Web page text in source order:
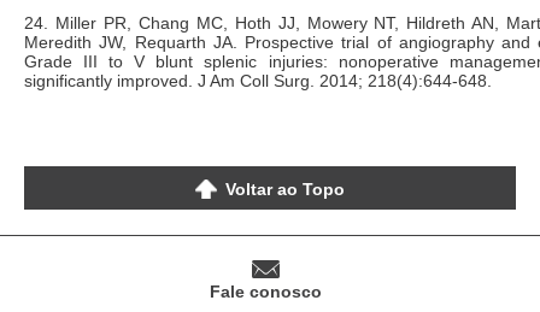
24. Miller PR, Chang MC, Hoth JJ, Mowery NT, Hildreth AN,
Meredith JW, Requarth JA. Prospective trial of angiography and
Grade III to V blunt splenic injuries: nonoperative
significantly improved. J Am Coll Surg. 2014; 218(4):644-648.
Voltar ao Topo
Fale conosco